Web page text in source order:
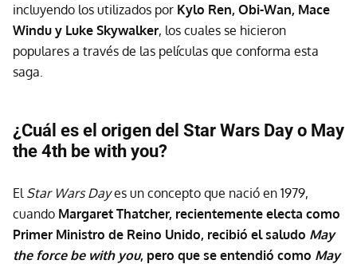
incluyendo los utilizados por Kylo Ren, Obi-Wan, Mace
Windu y Luke Skywalker, los cuales se hicieron
populares a través de las películas que conforma esta
saga.
¿Cuál es el origen del Star Wars Day o May
the 4th be with you?
El Star Wars Dayes un concepto que nació en 1979,
cuando Margaret Thatcher, recientemente electa como
Primer Ministro de Reino Unido, recibió el saludo May
the force be with you, pero que se entendió como May